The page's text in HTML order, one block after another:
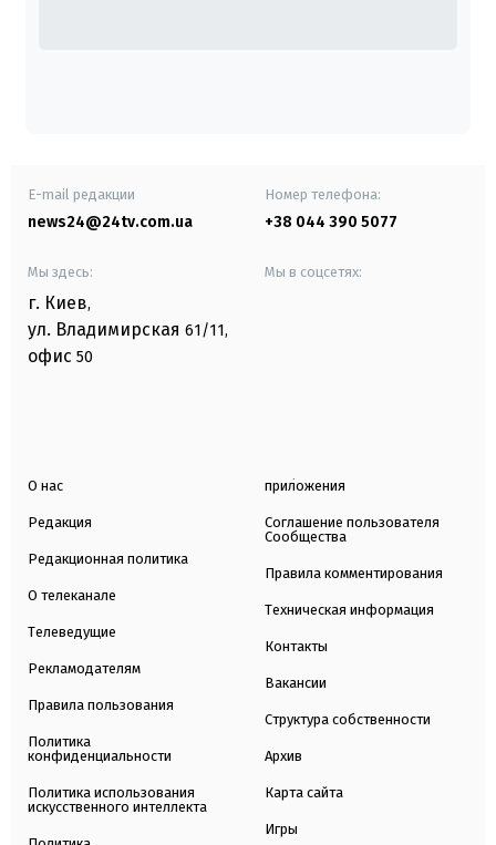
E-mail редакции
news24@24tv.com.ua
Номер телефона:
+38 044 390 5077
Мы здесь:
г. Киев,
ул. Владимирская 61/11,
офис 50
Мы в соцсетях:
О нас
Редакция
Редакционная политика
О телеканале
Телеведущие
Рекламодателям
Правила пользования
Политика
конфиденциальности
Политика использования
искусственного интеллекта
приложения
Соглашение пользователя
Сообщества
Правила комментирования
Техническая информация
Контакты
Вакансии
Структура собственности
Архив
Карта сайта
Игры